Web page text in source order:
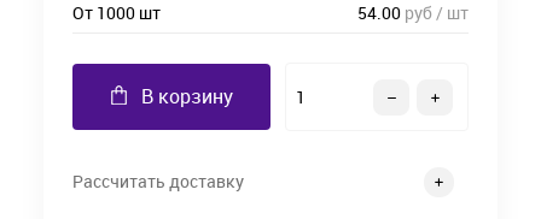
От 1000 шт
54.00 руб / шт
В корзину
Рассчитать доставку